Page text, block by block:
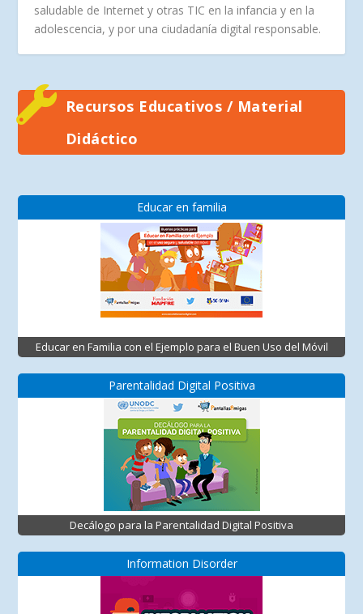
saludable de Internet y otras TIC en la infancia y en la
adolescencia, y por una ciudadanía digital responsable.
Recursos Educativos / Material
Didáctico
Educar en familia
Educar en Familia con el Ejemplo para el Buen Uso del Móvil
Parentalidad Digital Positiva
Decálogo para la Parentalidad Digital Positiva
Information Disorder